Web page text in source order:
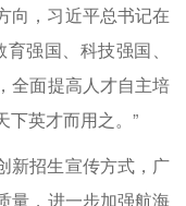
向，习近平总书记在
强国、科技强国、
全面提高人才自主培
下英才而用之。”
新招生宣传方式，广
量，进一步加强航海